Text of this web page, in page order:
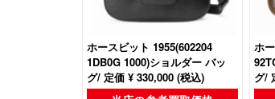
ホースビット 1955(‎602204
1DB0G 1000‎)ショルダー バッ
グ/ 定価 ¥ 330,000 (税込)
ホ
グ/